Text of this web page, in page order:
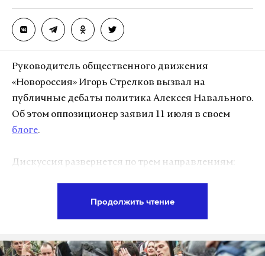
Руководитель общественного движения
«Новороссия» Игорь Стрелков вызвал на
публичные дебаты политика Алексея Навального.
Об этом оппозиционер заявил 11 июля в своем
блоге.
Дискуссия развернется по трем направлениям:
Навальный уверен, что Стрелков постарается
Продолжить чтение